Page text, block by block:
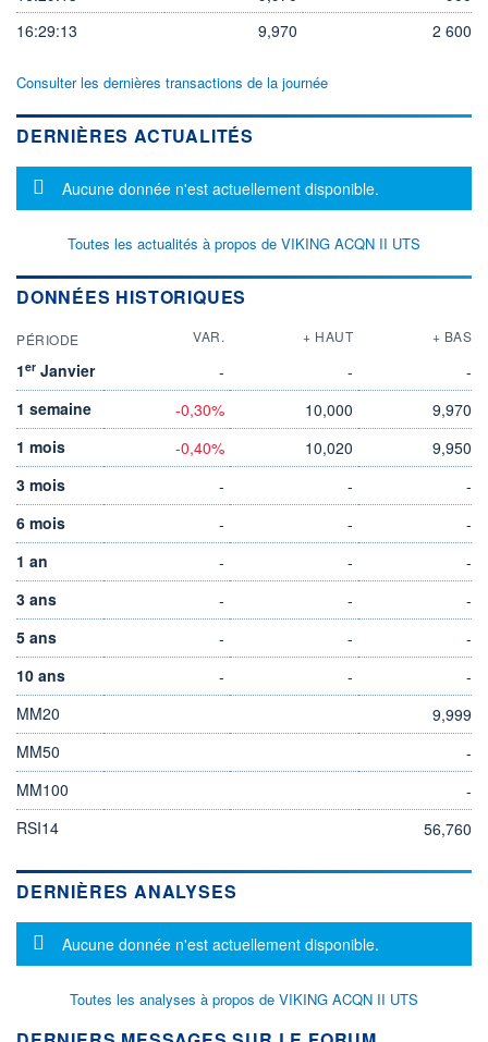
16:29:13
9,970 2 600
Consulter les dernières transactions de la journée
DERNIÈRES ACTUALITÉS
Message d'information
Aucune donnée n'est actuellement disponible.
Toutes les actualités à propos de VIKING ACQN II UTS
DONNÉES HISTORIQUES
PÉRIODE VAR. + HAUT + BAS
1er Janvier - -
-
1 semaine
-0,30% 10,000
9,970
1 mois
-0,40% 10,020
9,950
3 mois
- -
-
6 mois
- -
-
1 an
- -
-
3 ans
- -
-
5 ans
- -
-
10 ans
- -
-
MM20
9,999
MM50
-
MM100
-
RSI14
56,760
DERNIÈRES ANALYSES
Message d'information
Aucune donnée n'est actuellement disponible.
Toutes les analyses à propos de VIKING ACQN II UTS